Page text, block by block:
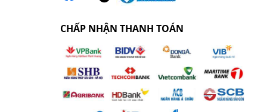
CHẤP NHẬN THANH TOÁN